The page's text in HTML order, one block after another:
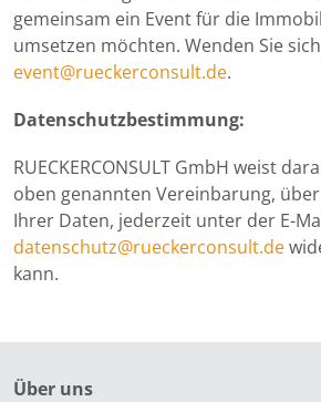
gemeinsam ein Event für die
umsetzen möchten. Wenden Sie
event@rueckerconsult.de.
Datenschutzbestimmung:
RUECKERCONSULT GmbH weist
oben genannten Vereinbarung,
Ihrer Daten, jederzeit unter der E-
datenschutz@rueckerconsult.de
kann.
Über uns